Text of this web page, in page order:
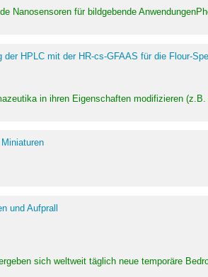
Nanosensoren für bildgebende
HPLC mit der HR-cs-GFAAS für die Flour-
in ihren Eigenschaften modifizieren
und Aufprall
sich weltweit täglich neue temporäre